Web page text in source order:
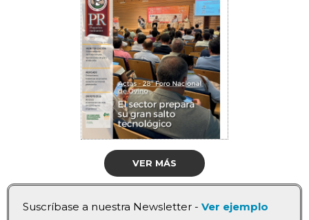
VER MÁS
Suscríbase a nuestra Newsletter - Ver ejemplo